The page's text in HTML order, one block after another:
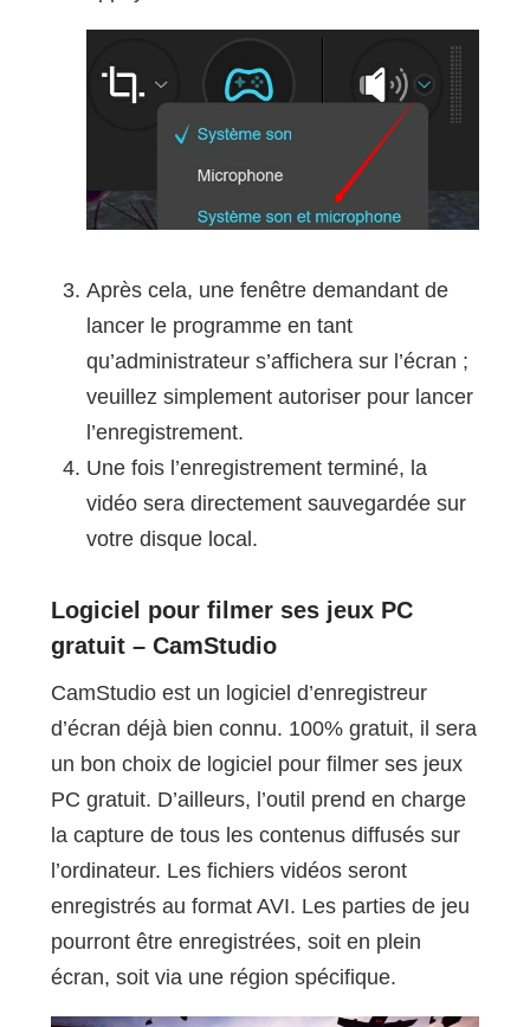
Après cela, une fenêtre demandant de
lancer le programme en tant
qu’administrateur s’affichera sur l’écran ;
veuillez simplement autoriser pour lancer
l’enregistrement.
Une fois l’enregistrement terminé, la
vidéo sera directement sauvegardée sur
votre disque local.
Logiciel pour filmer ses jeux PC
gratuit – CamStudio
CamStudio est un logiciel d’enregistreur
d’écran déjà bien connu. 100% gratuit, il sera
un bon choix de logiciel pour filmer ses jeux
PC gratuit. D’ailleurs, l’outil prend en charge
la capture de tous les contenus diffusés sur
l’ordinateur. Les fichiers vidéos seront
enregistrés au format AVI. Les parties de jeu
pourront être enregistrées, soit en plein
écran, soit via une région spécifique.